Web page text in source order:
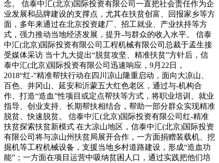
念。 信泰中汇(北京)国际投资有限公司一直把社会责任作为企
业发展和品牌建设的支撑点，尤其在扶贫创富、回报家乡等方
面，多年来通过在北京投资建厂、招工就业、产业扶持等方
式，强力推动当地经济发展，提升-与群众的收入水平。 信泰
中汇(北京)国际投资有限公司工程机械有限公司总裁于孟生接
受媒体采访 当十九大提出“脱贫攻坚、精准扶贫”方针后，信
泰中汇(北京)国际投资有限公司迅速响应，9月22日，
2018“红-”精准帮扶行动在四川凉山隆重启动，面向大凉山、
百色、井冈山、延安和沂蒙五大红色老区，通过与-机构合
作、打造“造血”性项目或定点帮扶等方式，将职业培训、就业
指导、创业支持、长期帮扶相结合，帮助一部分群众实现精准
脱贫、快速脱贫。 信泰中汇(北京)国际投资有限公司红-精准
扶贫探索扶贫新模式 在大凉山地区，信泰中汇(北京)国际投资
有限公司将与凉山州扶贫局展开合作，一方面捐赠装载机、挖
掘机等工程机械设备，支援当地乡村道路建设，形成“造血功
能”；一方面在项目运营中吸纳贫困人口，通过实践把他们培